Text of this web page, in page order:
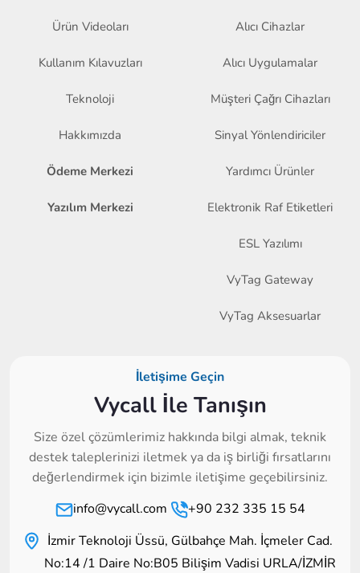
Ürün Videoları
Kullanım Kılavuzları
Teknoloji
Hakkımızda
Ödeme Merkezi
Yazılım Merkezi
Alıcı Cihazlar
Alıcı Uygulamalar
Müşteri Çağrı Cihazları
Sinyal Yönlendiriciler
Yardımcı Ürünler
Elektronik Raf Etiketleri
ESL Yazılımı
VyTag Gateway
VyTag Aksesuarlar
İletişime Geçin
Vycall İle Tanışın
Size özel çözümlerimiz hakkında bilgi almak, teknik
destek taleplerinizi iletmek ya da iş birliği fırsatlarını
değerlendirmek için bizimle iletişime geçebilirsiniz.
info@vycall.com
+90 232 335 15 54
İzmir Teknoloji Üssü, Gülbahçe Mah. İçmeler Cad.
No:14 /1 Daire No:B05 Bilişim Vadisi URLA/İZMİR